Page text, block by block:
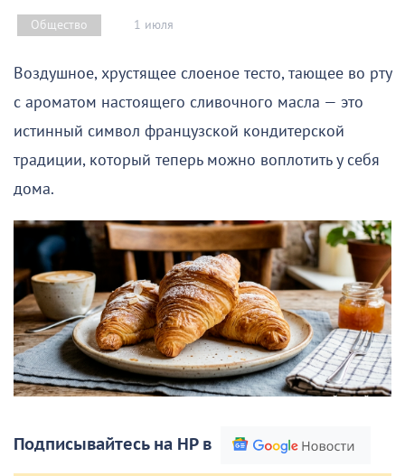
Общество 1 июля
Воздушное, хрустящее слоеное тесто, тающее во рту
с ароматом настоящего сливочного масла — это
истинный символ французской кондитерской
традиции, который теперь можно воплотить у себя
дома.
Подписывайтесь на НР в